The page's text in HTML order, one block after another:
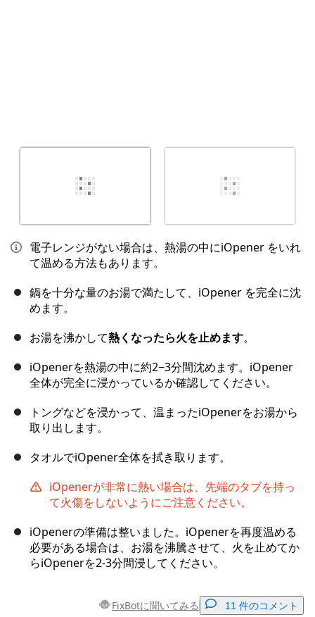
電子レンジがない場合は、熱湯の中にiOpener をいれ
て温める方法もあります。
鍋を十分な量のお湯で満たして、iOpener を完全に沈
めます。
お湯を沸かして熱くなったら火を止めます。
iOpenerを熱湯の中に約2−3分間沈めます。iOpener
全体が完全に浸かっているか確認してください。
トングなどを浸かって、温まったiOpenerをお湯から
取り出します。
タオルでiOpener全体を拭き取ります。
iOpenerが非常に熱い場合は、先端のタブを持っ
て火傷をしないようにご注意ください。
iOpenerの準備は整いました。iOpenerを再度温める
必要がある場合は、お湯を沸騰させて、火を止めてか
らiOpenerを2-3分間浸してください。
FixBotに聞いてみる 11 件のコメント